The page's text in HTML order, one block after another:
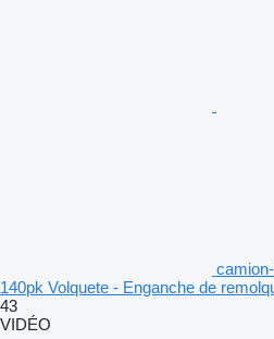
140pk Volquete - Enganche de
43
VIDÉO